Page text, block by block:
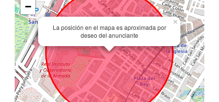
La posición en el mapa es aproximada por
deseo del anunciante
×
−